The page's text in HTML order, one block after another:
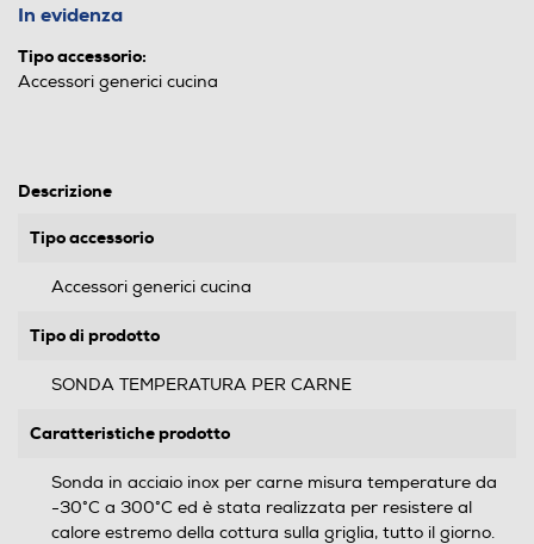
In evidenza
Tipo accessorio:
Accessori generici cucina
Descrizione
Tipo accessorio
Accessori generici cucina
Tipo di prodotto
SONDA TEMPERATURA PER CARNE
Caratteristiche prodotto
Sonda in acciaio inox per carne misura temperature da
-30°C a 300°C ed è stata realizzata per resistere al
calore estremo della cottura sulla griglia, tutto il giorno.